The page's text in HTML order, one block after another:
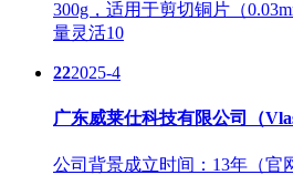
300g，适用于剪切铜片（
量灵活10
222025-4
广东威莱仕科技有限公司（
公司背景成立时间：13年（官